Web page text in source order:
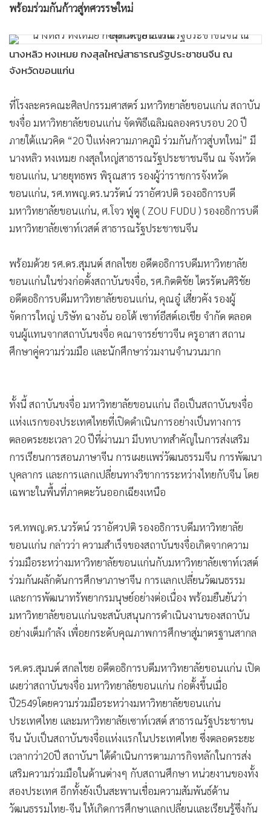
• Special Scoop
• จีน
•
ชุมชน-คุณภาพชีวิต
• Motoring
• เกม
• วิทยาศาสตร์
• SMEs
• หุ้น
• อินโดจีน
• กองทุนรวม
• Celeb Online
• ญี่ปุ่น
• News1
•
Gotomanager
พร้อมร่วมกันก้าวสู่ทศวรรษใหม่
นางหลิว หงเหมย กงสุลใหญ่สาธารณรัฐประชาชนจีน ณ
จังหวัดขอนแก่น
ที่โรงละครคณะศิลปกรรมศาสตร์ มหาวิทยาลัยขอนแก่น สถาบัน
ขงจื่อ มหาวิทยาลัยขอนแก่น จัดพิธีเฉลิมฉลองครบรอบ 20 ปี
ภายใต้แนวคิด “20 ปีแห่งความภาคภูมิ ร่วมกันก้าวสู่บทใหม่” มี
นางหลิว หงเหมย กงสุลใหญ่สาธารณรัฐประชาชนจีน ณ จังหวัด
ขอนแก่น, นายยุทธพร พิรุณสาร รองผู้ว่าราชการจังหวัด
ขอนแก่น, รศ.ทพญ.ดร.นวรัตน์ วราอัศวปติ รองอธิการบดี
มหาวิทยาลัยขอนแก่น, ศ.โจว ฟูตู ( ZOU FUDU ) รองอธิการบดี
มหาวิทยาลัยเซาท์เวสต์ สาธารณรัฐประชาชนจีน
พร้อมด้วย รศ.ดร.สุมนต์ สกลไชย อดีตอธิการบดีมหาวิทยาลัย
ขอนแก่นในช่วงก่อตั้งสถาบันขงจื่อ, รศ.กิตติชัย ไตรรัตนศิริชัย
อดีตอธิการบดีมหาวิทยาลัยขอนแก่น, คุณอู๋ เสี่ยวคัง รองผู้
จัดการใหญ่ บริษัท ฉางอัน ออโต้ เซาท์อีสต์เอเชีย จำกัด ตลอด
จนผู้แทนจากสถาบันขงจื่อ คณาจารย์ชาวจีน ครูอาสา สถาน
ศึกษาคู่ความร่วมมือ และนักศึกษาร่วมงานจำนวนมาก
ทั้งนี้ สถาบันขงจื่อ มหาวิทยาลัยขอนแก่น ถือเป็นสถาบันขงจื่อ
แห่งแรกของประเทศไทยที่เปิดดำเนินการอย่างเป็นทางการ
ตลอดระยะเวลา 20 ปีที่ผ่านมา มีบทบาทสำคัญในการส่งเสริม
การเรียนการสอนภาษาจีน การเผยแพร่วัฒนธรรมจีน การพัฒนา
บุคลากร และการแลกเปลี่ยนทางวิชาการระหว่างไทยกับจีน โดย
เฉพาะในพื้นที่ภาคตะวันออกเฉียงเหนือ
รศ.ทพญ.ดร.นวรัตน์ วราอัศวปติ รองอธิการบดีมหาวิทยาลัย
ขอนแก่น กล่าวว่า ความสำเร็จของสถาบันขงจื่อเกิดจากความ
ร่วมมือระหว่างมหาวิทยาลัยขอนแก่นกับมหาวิทยาลัยเซาท์เวสต์
ร่วมกันผลักดันการศึกษาภาษาจีน การแลกเปลี่ยนวัฒนธรรม
และการพัฒนาทรัพยากรมนุษย์อย่างต่อเนื่อง พร้อมยืนยันว่า
มหาวิทยาลัยขอนแก่นจะสนับสนุนการดำเนินงานของสถาบัน
อย่างเต็มกำลัง เพื่อยกระดับคุณภาพการศึกษาสู่มาตรฐานสากล
รศ.ดร.สุมนต์ สกลไชย อดีตอธิการบดีมหาวิทยาลัยขอนแก่น เปิด
เผยว่าสถาบันขงจื่อ มหาวิทยาลัยขอนแก่น ก่อตั้งขึ้นเมื่อ
ปี2549โดยความร่วมมือระหว่างมหาวิทยาลัยขอนแก่น
ประเทศไทย และมหาวิทยาลัยเซาท์เวสต์ สาธารณรัฐประชาชน
จีน นับเป็นสถาบันขงจื่อแห่งแรกในประเทศไทย ซึ่งตลอดระยะ
เวลากว่า20ปี สถาบันฯ ได้ดำเนินการตามภารกิจหลักในการส่ง
เสริมความร่วมมือในด้านต่างๆ กับสถานศึกษา หน่วยงานของทั้ง
สองประเทศ อีกทั้งยังเป็นสะพานเชื่อมความสัมพันธ์ด้าน
วัฒนธรรมไทย-จีน ให้เกิดการศึกษาแลกเปลี่ยนและเรียนรู้ซึ่งกัน